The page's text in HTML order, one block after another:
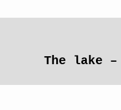
The lake –